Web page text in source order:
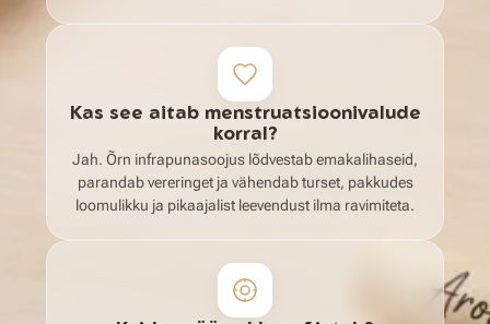
Kas see aitab menstruatsioonivalude
korral?
Jah. Õrn infrapunasoojus lõdvestab emakalihaseid,
parandab vereringet ja vähendab turset, pakkudes
loomulikku ja pikaajalist leevendust ilma ravimiteta.